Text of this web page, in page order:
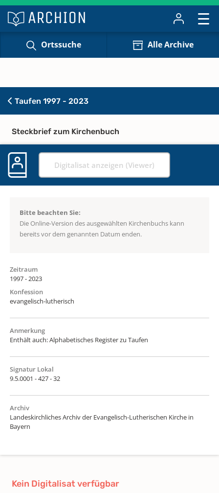
Ortssuche Alle Archive
Taufen 1997 - 2023
Steckbrief zum Kirchenbuch
Digitalisat anzeigen (Viewer)
Bitte beachten Sie:
Die Online-Version des ausgewählten Kirchenbuchs kann
bereits vor dem genannten Datum enden.
Zeitraum
1997 - 2023
Konfession
evangelisch-lutherisch
Anmerkung
Enthält auch: Alphabetisches Register zu Taufen
Signatur Lokal
9.5.0001 - 427 - 32
Archiv
Landeskirchliches Archiv der Evangelisch-Lutherischen Kirche in
Bayern
Kein Digitalisat verfügbar